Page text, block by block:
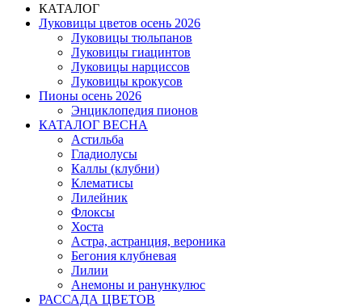
КАТАЛОГ
Луковицы цветов осень 2026
Луковицы тюльпанов
Луковицы гиацинтов
Луковицы нарциссов
Луковицы крокусов
Пионы осень 2026
Энциклопедия пионов
КАТАЛОГ ВЕСНА
Астильба
Гладиолусы
Каллы (клубни)
Клематисы
Лилейник
Флоксы
Хоста
Астра, астранция, вероника
Бегония клубневая
Лилии
Анемоны и ранункулюс
РАССАДА ЦВЕТОВ